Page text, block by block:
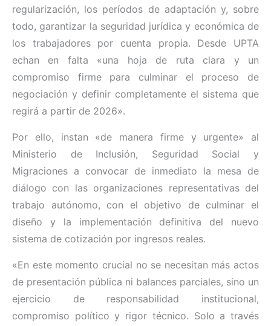
regularización, los períodos de adaptación y, sobre
todo, garantizar la seguridad jurídica y económica de
los trabajadores por cuenta propia. Desde UPTA
echan en falta «una hoja de ruta clara y un
compromiso firme para culminar el proceso de
negociación y definir completamente el sistema que
regirá a partir de 2026».
Por ello, instan «de manera firme y urgente» al
Ministerio de Inclusión, Seguridad Social y
Migraciones a convocar de inmediato la mesa de
diálogo con las organizaciones representativas del
trabajo autónomo, con el objetivo de culminar el
diseño y la implementación definitiva del nuevo
sistema de cotización por ingresos reales.
«En este momento crucial no se necesitan más actos
de presentación pública ni balances parciales, sino un
ejercicio de responsabilidad institucional,
compromiso político y rigor técnico. Solo a través